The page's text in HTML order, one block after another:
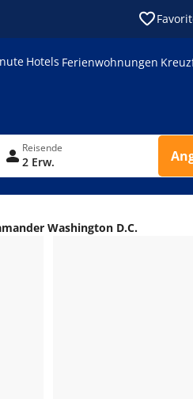
Hotels Ferienwohnungen
Reisende
2 Erw.
Washington D.C.